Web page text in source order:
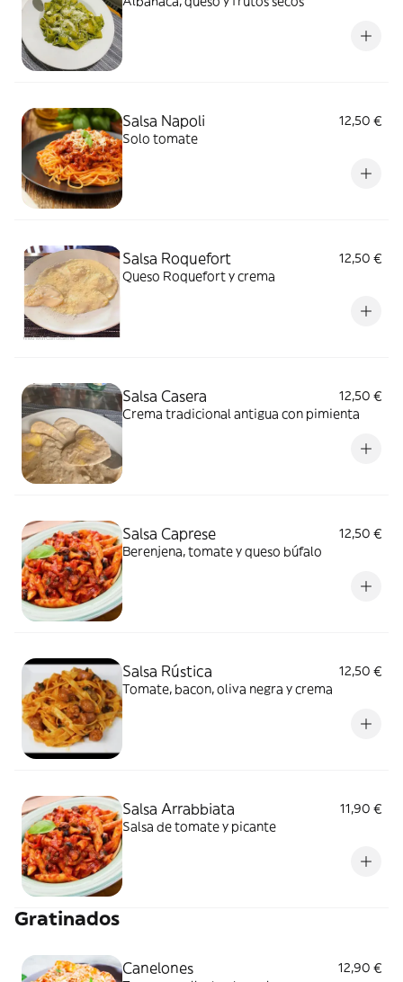
Salsa Napoli
12,50 €
Solo tomate
Salsa Roquefort
12,50 €
Queso Roquefort y crema
Salsa Casera
12,50 €
Crema tradicional antigua con pimienta
Salsa Caprese
12,50 €
Berenjena, tomate y queso búfalo
Salsa Rústica
12,50 €
Tomate, bacon, oliva negra y crema
Salsa Arrabbiata
11,90 €
Salsa de tomate y picante
Gratinados
Canelones
12,90 €